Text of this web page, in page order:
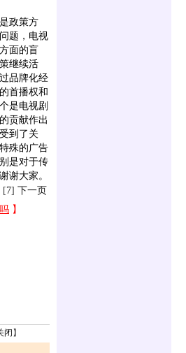
政策方
题，电视
面的盲
继续活
品牌化经
首播权和
是电视剧
贡献作出
到了关
殊的广告
是对于传
谢大家。
[7] 下一页
闭 】